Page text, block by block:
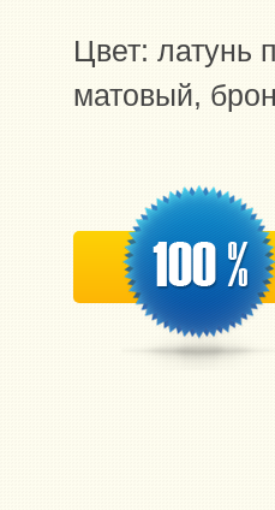
Цвет: латунь
матовый,